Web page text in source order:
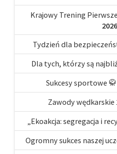
Krajowy Trening
2026
Tydzień dla
Dla tych, którzy są
Sukcesy sportowe 🥋
Zawody wędkarskie
„Ekoakcja: segregacja i
Ogromny sukces naszej